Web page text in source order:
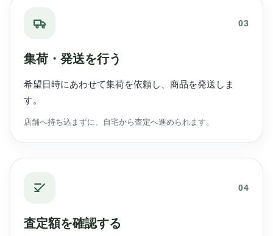
03
集荷・発送を行う
希望日時にあわせて集荷を依頼し、商品を発送しま
す。
店舗へ持ち込まずに、自宅から査定へ進められます。
04
査定額を確認する